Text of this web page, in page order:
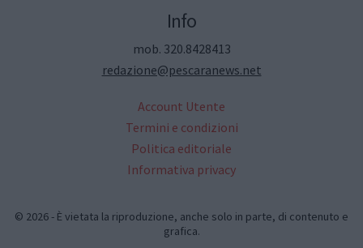
Info
mob. 320.8428413
redazione@pescaranews.net
Account Utente
Termini e condizioni
Politica editoriale
Informativa privacy
© 2026 - È vietata la riproduzione, anche solo in parte, di contenuto e
grafica.